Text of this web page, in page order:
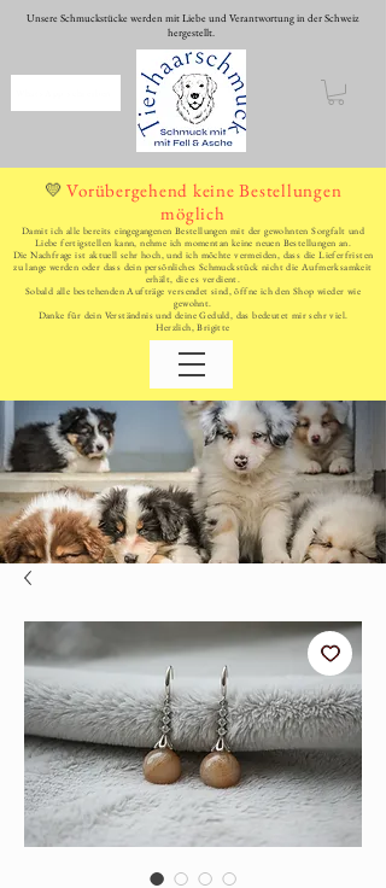
Unsere Schmuckstücke werden mit Liebe und Verantwortung in der Schweiz
hergestellt.
💛 Vorübergehend keine Bestellungen
möglich
Damit ich alle bereits eingegangenen Bestellungen mit der gewohnten Sorgfalt und
Liebe fertigstellen kann, nehme ich momentan keine neuen Bestellungen an.
Die Nachfrage ist aktuell sehr hoch, und ich möchte vermeiden, dass die Lieferfristen
zu lange werden oder dass dein persönliches Schmuckstück nicht die Aufmerksamkeit
erhält, die es verdient.
Sobald alle bestehenden Aufträge versendet sind, öffne ich den Shop wieder wie
gewohnt.
Danke für dein Verständnis und deine Geduld, das bedeutet mir sehr viel.
Herzlich, Brigitte